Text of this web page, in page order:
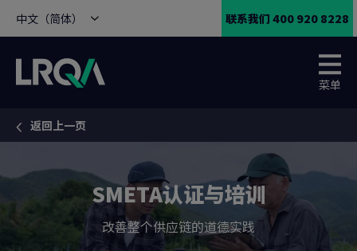
中文（简体） 联系我们 400 920 8228
菜单
You are here:
返回上一页
SMETA认证与培训
改善整个供应链的道德实践